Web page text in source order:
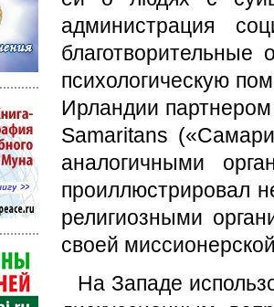
администрация
благотворительные
психологическую
Ирландии партнером
Samaritans
аналогичными
проиллюстрировал
религиозными
своей
На Западе